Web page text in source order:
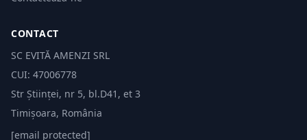
CONTACT
SC EVITĂ AMENZI SRL
CUI: 47006778
Str Științei, nr 5, bl.D41, et 3
Timișoara, România
[email protected]